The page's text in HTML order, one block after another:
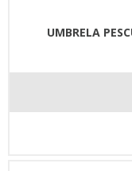
UMBRELA